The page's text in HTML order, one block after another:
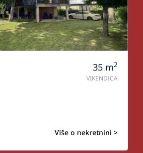
35 m2
VIKENDICA
Više o nekretnini >